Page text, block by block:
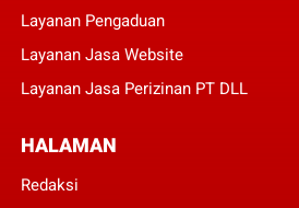
Layanan Pengaduan
Layanan Jasa Website
Layanan Jasa Perizinan PT DLL
HALAMAN
Redaksi